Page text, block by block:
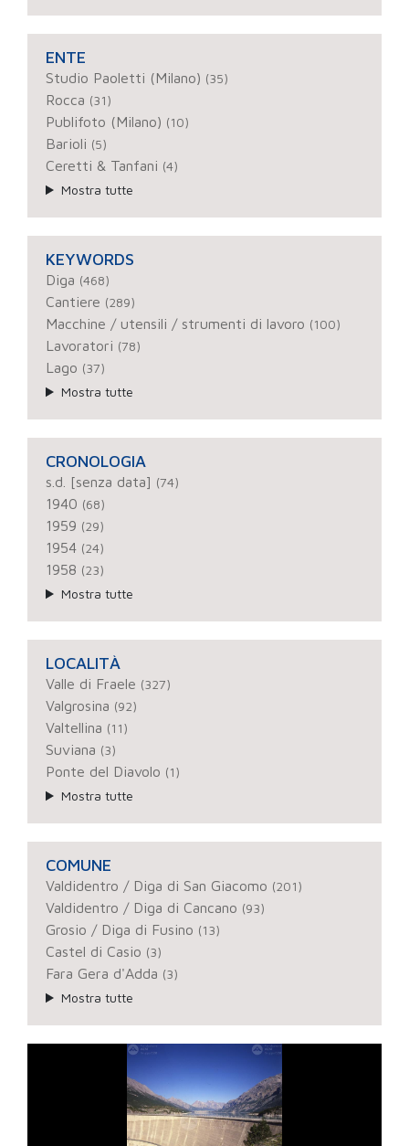
ENTE
Studio Paoletti (Milano) (35)
Rocca (31)
Publifoto (Milano) (10)
Barioli (5)
Ceretti & Tanfani (4)
Mostra tutte
KEYWORDS
Diga (468)
Cantiere (289)
Macchine / utensili / strumenti di lavoro (100)
Lavoratori (78)
Lago (37)
Mostra tutte
CRONOLOGIA
s.d. [senza data] (74)
1940 (68)
1959 (29)
1954 (24)
1958 (23)
Mostra tutte
LOCALITÀ
Valle di Fraele (327)
Valgrosina (92)
Valtellina (11)
Suviana (3)
Ponte del Diavolo (1)
Mostra tutte
COMUNE
Valdidentro / Diga di San Giacomo (201)
Valdidentro / Diga di Cancano (93)
Grosio / Diga di Fusino (13)
Castel di Casio (3)
Fara Gera d'Adda (3)
Mostra tutte